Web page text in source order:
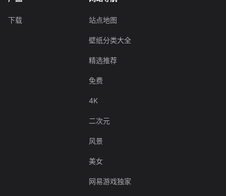
下载 站点地图
壁纸分类大全
精选推荐
免费
4K
二次元
风景
美女
网易游戏独家